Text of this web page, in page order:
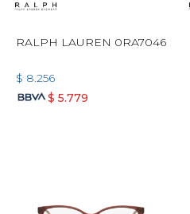
RALPH LAUREN 0RA7046
$ 8.256
$ 5.779